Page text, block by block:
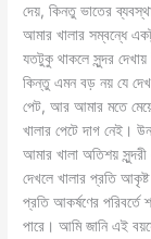
দেয়, কিনতু ভাতের
আমার খালার সম্বন্ধে
যতটুকু থাকলে সুন্দর
কিন্তু এমন বড় নয় যে
পেট, আর আমার মতে
খালার পেটে দাগ নেই।
আমার খালা অতিশয়
দেখলে খালার প্রতি
প্রতি আকর্ষণের পরিবর্তে
পারে। আমি জানি এই